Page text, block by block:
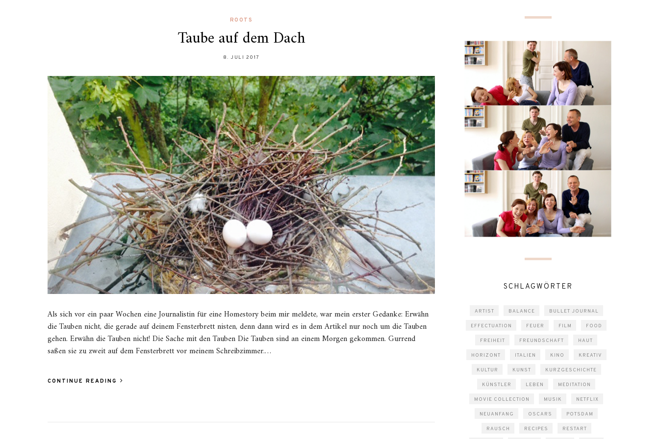
ROOTS
Taube auf dem Dach
8. JULI 2017
Als sich vor ein paar Wochen eine Journalistin für eine Homestory beim mir meldete, war mein erster Gedanke: Erwähn
die Tauben nicht, die gerade auf deinem Fensterbrett nisten, denn dann wird es in dem Artikel nur noch um die Tauben
gehen. Erwähn die Tauben nicht! Die Sache mit den Tauben Die Tauben sind an einem Morgen gekommen. Gurrend
saßen sie zu zweit auf dem Fensterbrett vor meinem Schreibzimmer.…
CONTINUE READING
SCHLAGWÖRTER
ARTIST BALANCE BULLET JOURNAL
EFFECTUATION FEUER FILM FOOD
FREIHEIT FREUNDSCHAFT HAUT
HORIZONT ITALIEN KINO KREATIV
KULTUR KUNST KURZGESCHICHTE
KÜNSTLER LEBEN MEDITATION
MOVIE COLLECTION MUSIK NETFLIX
NEUANFANG OSCARS POTSDAM
RAUSCH RECIPES RESTART